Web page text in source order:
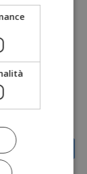
inviare
che trovi
dello